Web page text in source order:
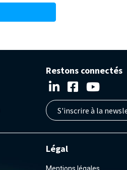
Restons connectés
S'inscrire à la
Légal
Mentions légales